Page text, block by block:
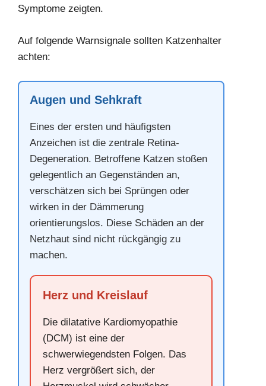
Symptome zeigten.
Auf folgende Warnsignale sollten Katzenhalter
achten:
Augen und Sehkraft
Eines der ersten und häufigsten
Anzeichen ist die zentrale Retina-
Degeneration. Betroffene Katzen stoßen
gelegentlich an Gegenständen an,
verschätzen sich bei Sprüngen oder
wirken in der Dämmerung
orientierungslos. Diese Schäden an der
Netzhaut sind nicht rückgängig zu
machen.
Herz und Kreislauf
Die dilatative Kardiomyopathie
(DCM) ist eine der
schwerwiegendsten Folgen. Das
Herz vergrößert sich, der